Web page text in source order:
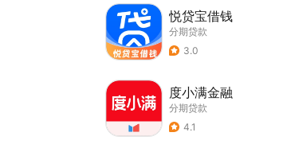
悦贷宝借钱
分期贷款
3.0
度小满金融
分期贷款
4.1